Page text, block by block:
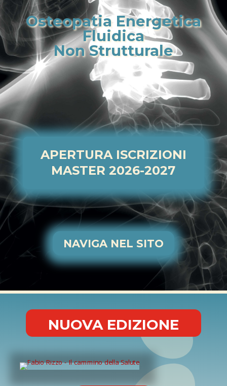
Osteopatia Energetica
Fluidica
Non Strutturale
APERTURA ISCRIZIONI
MASTER 2026-2027
NAVIGA NEL SITO
NUOVA EDIZIONE